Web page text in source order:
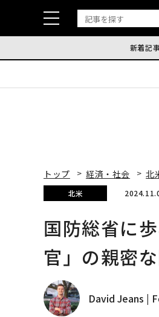
新着記事
トップ 経済・社会 北
北米
国防総省に
官」の親密
David Jeans |